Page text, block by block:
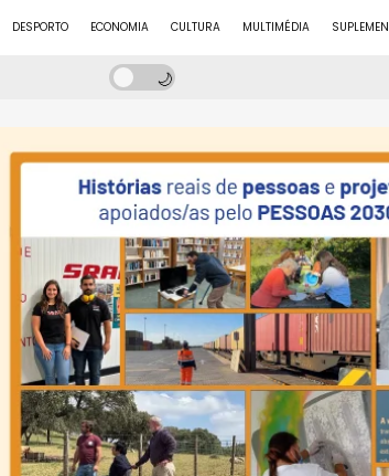
DESPORTO ECONOMIA CULTURA MULTIMÉDIA